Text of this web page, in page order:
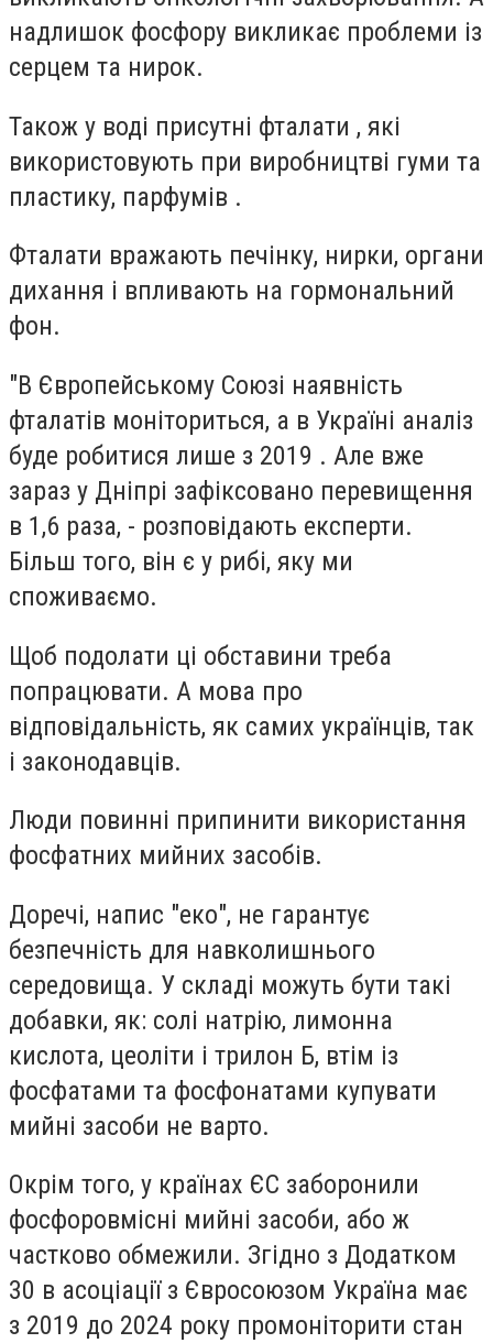
надлишок фосфору викликає проблеми із
серцем та нирок.
Також у воді присутні фталати , які
використовують при виробництві гуми та
пластику, парфумів .
Фталати вражають печінку, нирки, органи
дихання і впливають на гормональний
фон.
"В Європейському Союзі наявність
фталатів моніториться, а в Україні аналіз
буде робитися лише з 2019 . Але вже
зараз у Дніпрі зафіксовано перевищення
в 1,6 раза, - розповідають експерти.
Більш того, він є у рибі, яку ми
споживаємо.
Щоб подолати ці обставини треба
попрацювати. А мова про
відповідальність, як самих українців, так
і законодавців.
Люди повинні припинити використання
фосфатних мийних засобів.
Доречі, напис "еко", не гарантує
безпечність для навколишнього
середовища. У складі можуть бути такі
добавки, як: солі натрію, лимонна
кислота, цеоліти і трилон Б, втім із
фосфатами та фосфонатами купувати
мийні засоби не варто.
Окрім того, у країнах ЄС заборонили
фосфоровмісні мийні засоби, або ж
частково обмежили. Згідно з Додатком
30 в асоціації з Євросоюзом Україна має
з 2019 до 2024 року промоніторити стан